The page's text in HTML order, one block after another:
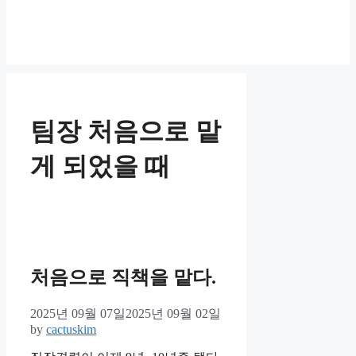
팀장 처음으로 맡
게 되었을 때
처음으로 직책을 맡다.
2025년 09월 07일2025년 09월 02일
by cactuskim